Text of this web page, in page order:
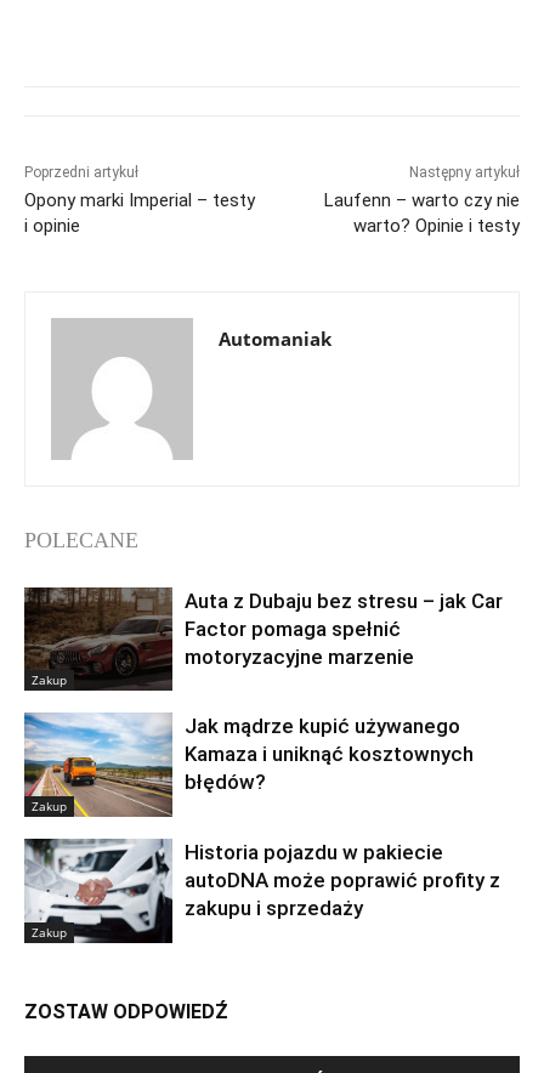
Poprzedni artykuł
Opony marki Imperial – testy
i opinie
Następny artykuł
Laufenn – warto czy nie
warto? Opinie i testy
Automaniak
POLECANE
Zakup
Auta z Dubaju bez stresu – jak Car
Factor pomaga spełnić
motoryzacyjne marzenie
Zakup
Jak mądrze kupić używanego
Kamaza i uniknąć kosztownych
błędów?
Zakup
Historia pojazdu w pakiecie
autoDNA może poprawić profity z
zakupu i sprzedaży
ZOSTAW ODPOWIEDŹ